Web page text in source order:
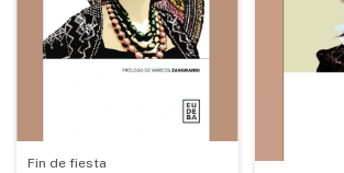
Fin de fiesta